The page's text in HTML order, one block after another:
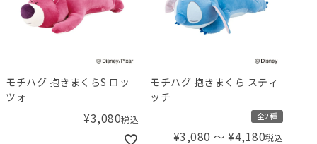
モチハグ 抱きまくらS ロッ
ツォ
¥3,080税込
モチハグ 抱きまくら スティ
ッチ
全2種
¥3,080 〜 ¥4,180税込